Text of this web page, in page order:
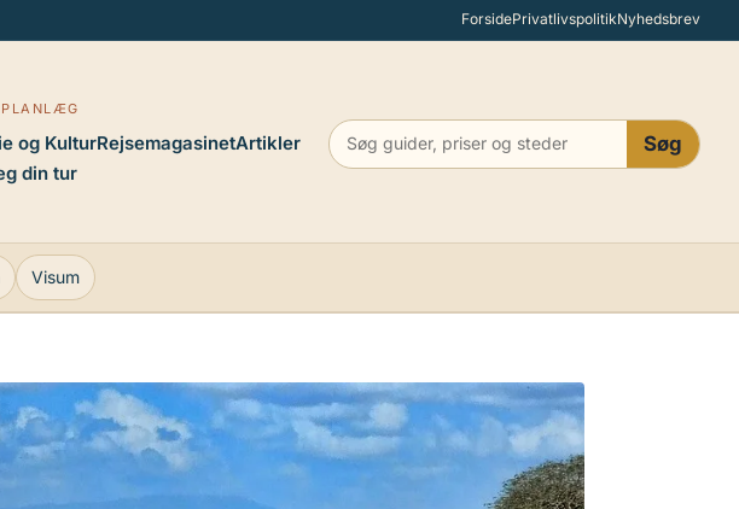
ForsidePrivatlivspolitikNyhedsbrev
og KulturRejsemagasinetArtikler
din tur
Søg
Visum